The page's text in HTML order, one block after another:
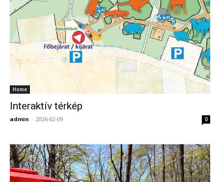
Home
Interaktív térkép
admin - 2026-02-09 0